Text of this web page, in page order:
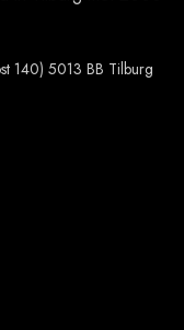
140) 5013 BB Tilburg